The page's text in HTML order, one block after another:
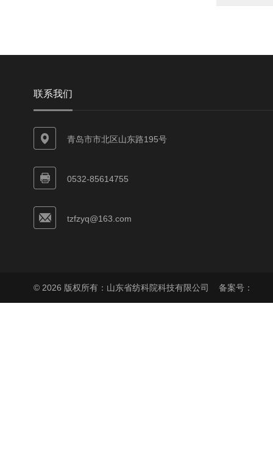
联系我们
青岛市市北区山东路195号
0532-85614755
tzfzyq@163.com
© 2026 版权所有：山东省纺科院科技有限公司 备案号：